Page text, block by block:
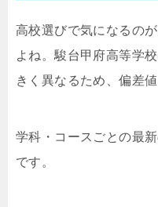
高校選びで気になるの
よね。駿台甲府高等学
きく異なるため、偏差
学科・コースごとの最
です。